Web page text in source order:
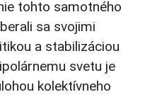
tohto samotného
sa svojimi
a stabilizáciou
svetu je
kolektívneho